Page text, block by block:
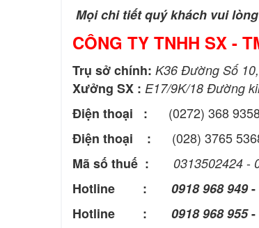
Mọi chi tiết quý khách vui
CÔNG TY TNHH SX -
Trụ sở chính: K36 Đường Số
Xưởng SX : E17/9K/18 Đường
Điện thoại : (0272) 368
Điện thoại : (028) 3765
Mã số thuế :
0313502424 -
Hotline : 0918 968 949-
Hotline : 0918 968 955-